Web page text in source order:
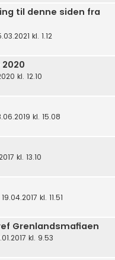
til denne siden fra
kl. 1.12
kl. 12.10
kl. 15.08
kl. 13.10
kl. 11.51
Grenlandsmafiaen
kl. 9.53